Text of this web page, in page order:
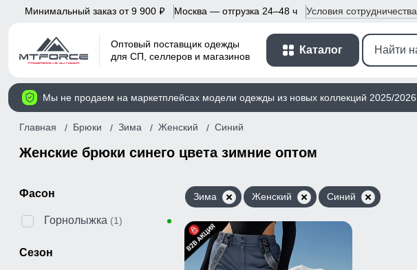
Минимальный заказ от 9 900 p Москва — отгрузка 24–48 ч Условия сотрудничества
Оптовый поставщик одежды
для СП, селлеров и магазинов
Каталог
Мы не продаем на маркетплейсах модели одежды из новых коллекций 2025/2026
Главная Брюки Зима Женский Синий
Женские брюки синего цвета зимние оптом
Фасон
Горнолыжка (1)
Сезон
Зима Женский Синий